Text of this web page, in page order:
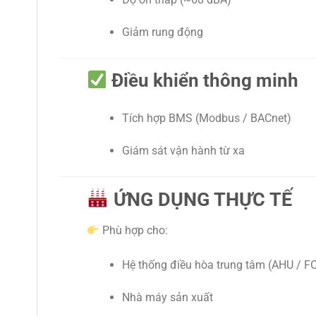
Giảm rung động
Điều khiển thông minh
Tích hợp BMS (Modbus / BACnet)
Giám sát vận hành từ xa
ỨNG DỤNG THỰC TẾ
Phù hợp cho:
Hệ thống điều hòa trung tâm (AHU /
Nhà máy sản xuất